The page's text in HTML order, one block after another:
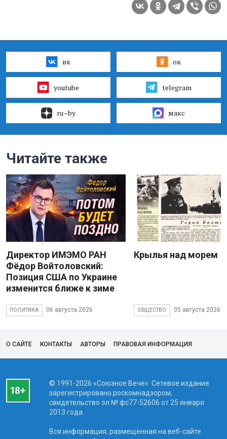
вк ок
youtube telegram
ru–by макс
Читайте также
Директор ИМЭМО РАН
Фёдор Войтоловский:
Позиция США по Украине
изменится ближе к зиме
ПОЛИТИКА 06 августа 2026
Крылья над морем
ОБЩЕСТВО 05 августа 2026
О САЙТЕ КОНТАКТЫ АВТОРЫ ПРАВОВАЯ ИНФОРМАЦИЯ
© 1991-2026 «Союзное Вече». Сетевое издание
зарегистрировано роскомнадзором,
свидетельство эл № фc77-52606 от 25 января
2013 года.
Вся информация, размещенная на веб-сайте